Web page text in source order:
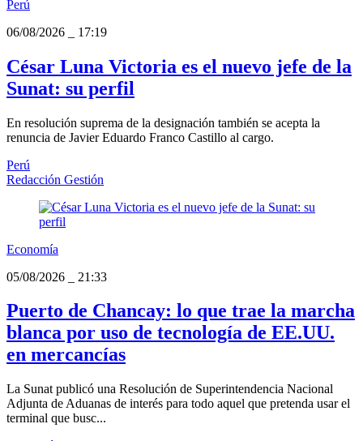
Perú
06/08/2026
17:19
César Luna Victoria es el nuevo jefe de la
Sunat: su perfil
En resolución suprema de la designación también se acepta la
renuncia de Javier Eduardo Franco Castillo al cargo.
Perú
Redacción Gestión
Economía
05/08/2026
21:33
Puerto de Chancay: lo que trae la marcha
blanca por uso de tecnología de EE.UU.
en mercancías
La Sunat publicó una Resolución de Superintendencia Nacional
Adjunta de Aduanas de interés para todo aquel que pretenda usar el
terminal que busc...